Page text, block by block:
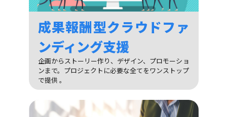
成果報酬型クラウドファ
ンディング支援
企画からストーリー作り、デザイン、プロモーショ
ンまで。プロジェクトに必要な全てをワンストップ
で提供 。